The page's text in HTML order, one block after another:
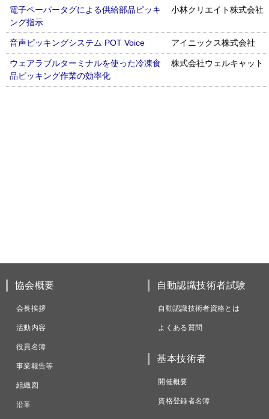
電子ペーパータグによる供給部品ピッキ
ング指示
小林クリエイト株式会社
音声ピッキングシステム POT Voice アイニックス株式会社
ウェアラブルターミナルを使った冷凍食
品ピッキング作業の効率化
株式会社ウェルキャット
協会概要
会長挨拶
活動内容
役員名簿
事業報告等
組織図
沿革
自動認識技術者試験
自動認識技術者資格とは
よくある質問
基本技術者
開催概要
資格登録者名簿